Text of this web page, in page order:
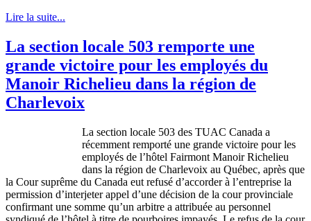
Lire la suite...
La section locale 503 remporte une
grande victoire pour les employés du
Manoir Richelieu dans la région de
Charlevoix
La section locale 503 des TUAC Canada a
récemment remporté une grande victoire pour les
employés de l’hôtel Fairmont Manoir Richelieu
dans la région de Charlevoix au Québec, après que
la Cour suprême du Canada eut refusé d’accorder à l’entreprise la
permission d’interjeter appel d’une décision de la cour provinciale
confirmant une somme qu’un arbitre a attribuée au personnel